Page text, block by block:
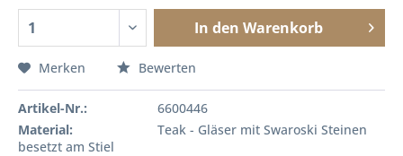
In den Warenkorb
Merken Bewerten
Artikel-Nr.:
6600446
Material:
Teak - Gläser mit Swaroski Steinen
besetzt am Stiel